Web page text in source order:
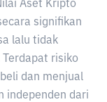
Aset Kripto
signifikan
lalu tidak
risiko
dan menjual
independen dari